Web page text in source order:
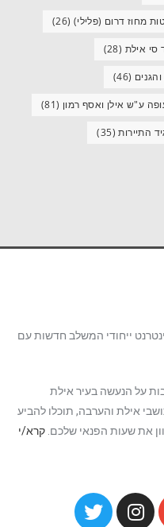
מחוז דרום (פלילי) (26)
סי אילת (28)
(46)
ע"ש אילן ואסף רמון (81)
התיירות(35)
ייחודי המשלב חדשות עם
על הנעשה בעיר אילת
אילת והערבה, תוכלו להביע
את שעות הפנאי שלכם. קרא/י